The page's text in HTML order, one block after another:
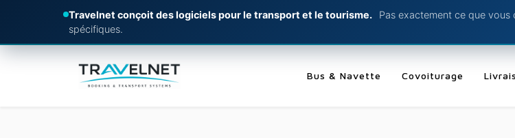
Travelnet conçoit des logiciels pour le transport et le tourisme.
Pas exactement ce que vous
spécifiques.
Bus & Navette Covoiturage